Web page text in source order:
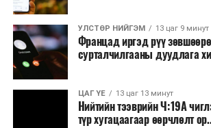
УЛСТӨР НИЙГЭМ 13 цаг 9 минут
Францад иргэд рүү
сурталчилгааны дуудлага
ЦАГ ҮЕ 13 цаг 13 минут
Нийтийн тээврийн Ч:19А
түр хугацаагаар өөрчлөлт